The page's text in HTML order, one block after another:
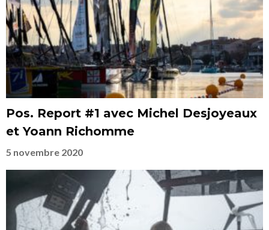
Pos. Report #1 avec Michel Desjoyeaux
et Yoann Richomme
5 novembre 2020